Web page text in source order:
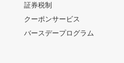
証券税制
クーポンサービス
バースデープログラム